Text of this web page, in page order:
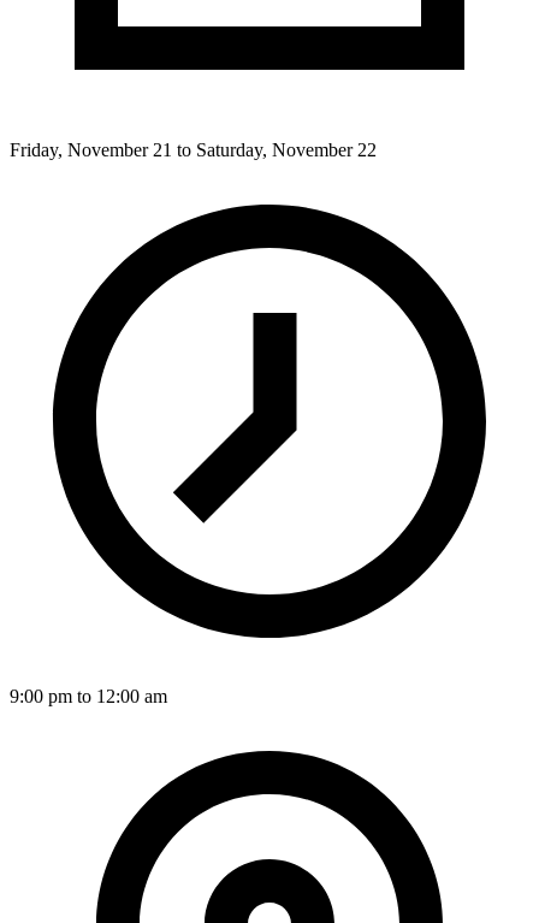
Friday, November 21 to Saturday, November 22
9:00 pm to 12:00 am